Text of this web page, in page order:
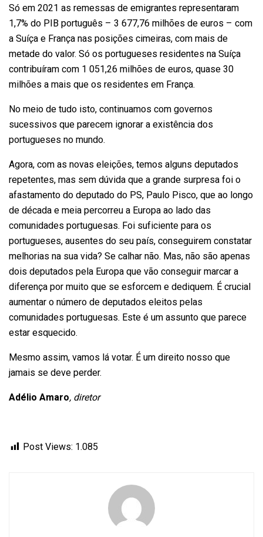
Só em 2021 as remessas de emigrantes representaram
1,7% do PIB português – 3 677,76 milhões de euros – com
a Suíça e França nas posições cimeiras, com mais de
metade do valor. Só os portugueses residentes na Suíça
contribuíram com 1 051,26 milhões de euros, quase 30
milhões a mais que os residentes em França.
No meio de tudo isto, continuamos com governos
sucessivos que parecem ignorar a existência dos
portugueses no mundo.
Agora, com as novas eleições, temos alguns deputados
repetentes, mas sem dúvida que a grande surpresa foi o
afastamento do deputado do PS, Paulo Pisco, que ao longo
de década e meia percorreu a Europa ao lado das
comunidades portuguesas. Foi suficiente para os
portugueses, ausentes do seu país, conseguirem constatar
melhorias na sua vida? Se calhar não. Mas, não são apenas
dois deputados pela Europa que vão conseguir marcar a
diferença por muito que se esforcem e dediquem. É crucial
aumentar o número de deputados eleitos pelas
comunidades portuguesas. Este é um assunto que parece
estar esquecido.
Mesmo assim, vamos lá votar. É um direito nosso que
jamais se deve perder.
Adélio Amaro, diretor
Post Views: 1.085